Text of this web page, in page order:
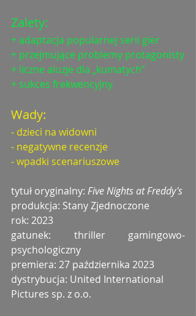
Zalety:
+ adaptacja popularnej serii gier
+ przejmujące problemy protagonisty
+ liczne aluzje dla „kumatych”
+ sukces frekwencyjny
Wady:
- dzieci na widowni
- negatywne recenzje
- wpadki scenariuszowe
tytuł oryginalny: Five Nights at Freddy's
produkcja: Stany Zjednoczone
rok: 2023
gatunek: thriller gamingowo-
psychologiczny
premiera: 27 października 2023
dystrybucja: United International
Pictures sp. z o.o.